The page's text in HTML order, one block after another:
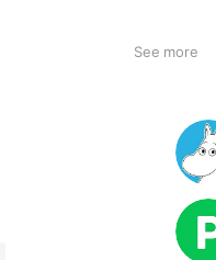
See more